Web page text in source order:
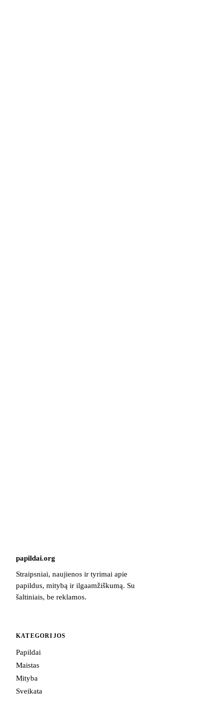
papildai.org
Straipsniai, naujienos ir tyrimai apie
papildus, mitybą ir ilgaamžiškumą. Su
šaltiniais, be reklamos.
KATEGORIJOS
Papildai
Maistas
Mityba
Sveikata